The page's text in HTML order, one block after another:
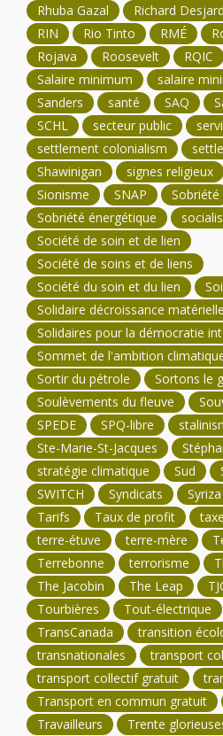
Rhuba Gazal
Richard
RIN
Rio Tinto RMÉ
Rojava
Roosevelt RQIC
Salaire minimum
salaire
Sanders
santé SAQ
SCHL
secteur public
settlement colonialism
Shawinigan
signes religieux
Sionisme
SNAP
Sobriété
Sobriété énergétique
Société de soin et de lien
Société de soins et de liens
Société du soin et du lien
Solidaire décroissance matérielle
Solidaires pour la démocratie
Sommet de l'ambition
Sortir du pétrole
Sortons le
Soulèvements du fleuve
SPEDE
SPQ-libre
Ste-Marie-St-Jacques
stratégie climatique
Sud
SWITCH
Syndicats Syriza
Tarifs
Taux de profit
terre-étuve
terre-mère
Terrebonne
terrorisme
The Jacobin
The Leap
Tourbières
Tout-électrique
TransCanada
transition
transnationales
transport
transport collectif gratuit
Transport en commun gratuit
Travailleurs
Trente